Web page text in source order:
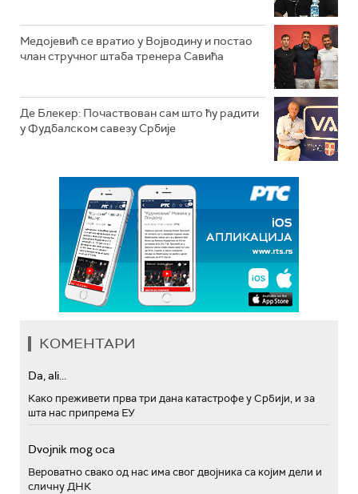
Медојевић се вратио у Војводину и постао
члан стручног штаба тренера Савића
Де Блекер: Почаствован сам што ћу радити
у Фудбалском савезу Србије
КОМЕНТАРИ
Da, ali...
Како преживети прва три дана катастрофе у Србији, и за
шта нас припрема ЕУ
Dvojnik mog oca
Вероватно свако од нас има свог двојника са којим дели и
сличну ДНК